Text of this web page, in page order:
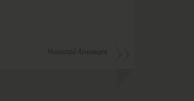
Николай Агнивцев